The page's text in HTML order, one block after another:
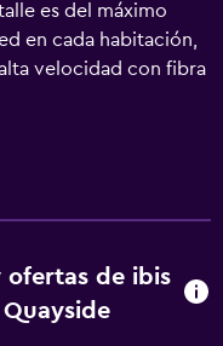
es del máximo
en cada habitación,
velocidad con fibra
que se
quedan
ofertas de ibis